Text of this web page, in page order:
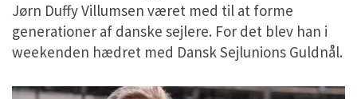
Jørn Duffy Villumsen været med til at forme
generationer af danske sejlere. For det blev han i
weekenden hædret med Dansk Sejlunions Guldnål.